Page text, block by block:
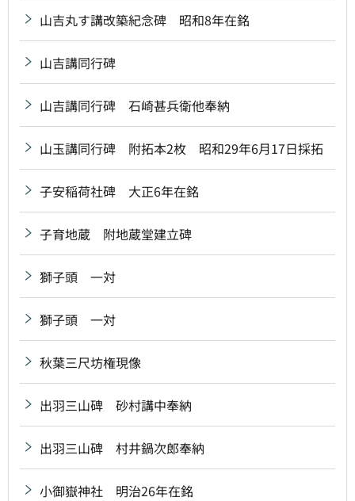
山吉丸す講改築紀念碑 昭和8年在銘
山吉講同行碑
山吉講同行碑 石崎甚兵衛他奉納
山玉講同行碑 附拓本2枚 昭和29年6月17日採拓
子安稲荷社碑 大正6年在銘
子育地蔵 附地蔵堂建立碑
獅子頭 一対
獅子頭 一対
秋葉三尺坊権現像
出羽三山碑 砂村講中奉納
出羽三山碑 村井鍋次郎奉納
小御嶽神社 明治26年在銘